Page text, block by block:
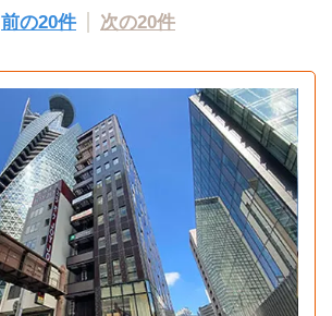
前の20件 次の20件